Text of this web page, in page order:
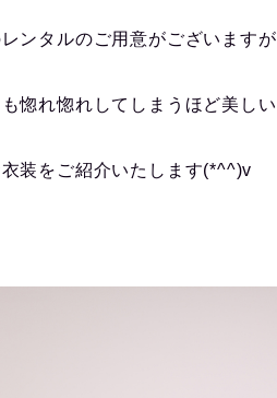
ンタルのご用意がございますが
惚れ惚れしてしまうほど美しい
衣装をご紹介いたします(*^^)v